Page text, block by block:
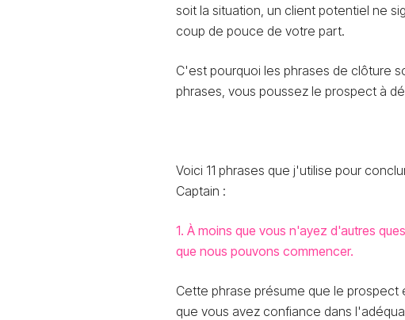
soit la situation, un client potentiel ne
coup de pouce de votre part.
C'est pourquoi les phrases de clôture
phrases, vous poussez le prospect à
Voici 11 phrases que j'utilise pour
Captain :
1. À moins que vous n'ayez d'autres
que nous pouvons commencer.
Cette phrase présume que le prospect
que vous avez confiance dans